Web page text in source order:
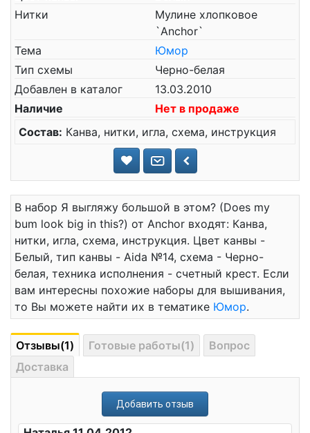
Нитки
Мулине хлопковое
`Anchor`
Тема
Юмор
Тип схемы
Черно-белая
Добавлен в каталог
13.03.2010
Наличие
Нет в продаже
Состав: Канва, нитки, игла, схема, инструкция
В набор Я выгляжу большой в этом? (Does my
bum look big in this?) от Anchor входят: Канва,
нитки, игла, схема, инструкция. Цвет канвы -
Белый, тип канвы - Aida №14, схема - Черно-
белая, техника исполнения - счетный крест. Если
вам интересны похожие наборы для вышивания,
то Вы можете найти их в тематике Юмор.
Отзывы(1) Готовые работы(1)
Вопрос
Доставка
Добавить отзыв